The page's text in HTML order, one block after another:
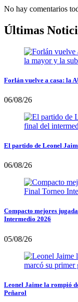
No hay comentarios
Últimas
Forlán vuelve a casa: la
06/08/26
El partido de Leonel
06/08/26
Compacto mejores
Intermedio 2026
05/08/26
Leonel Jaime la rompió
Peñarol